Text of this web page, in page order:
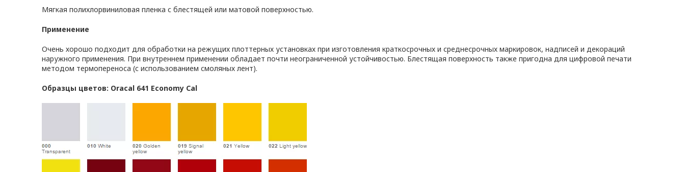
Мягкая полихлорвиниловая пленка с блестящей или матовой поверхностью.
Применение
Очень хорошо подходит для обработки на режущих плоттерных установках при изготовления краткосрочных и среднесрочных маркировок, надписей и декораций
наружного применения. При внутреннем применении обладает почти неограниченной устойчивостью. Блестящая поверхность также пригодна для цифровой печати
методом термопереноса (с использованием смоляных лент).
Образцы цветов: Oracal 641 Economy Cal